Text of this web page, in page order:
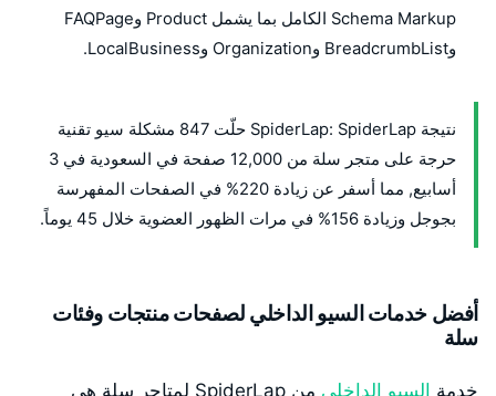
Schema Markup الكامل بما يشمل Product وFAQPage
وBreadcrumbList وOrganization وLocalBusiness.
نتيجة SpiderLap: SpiderLap حلّت 847 مشكلة سيو تقنية
حرجة على متجر سلة من 12,000 صفحة في السعودية في 3
أسابيع, مما أسفر عن زيادة 220% في الصفحات المفهرسة
بجوجل وزيادة 156% في مرات الظهور العضوية خلال 45 يوماً.
أفضل خدمات السيو الداخلي لصفحات منتجات وفئات
سلة
خدمة السيو الداخلي من SpiderLap لمتاجر سلة هي